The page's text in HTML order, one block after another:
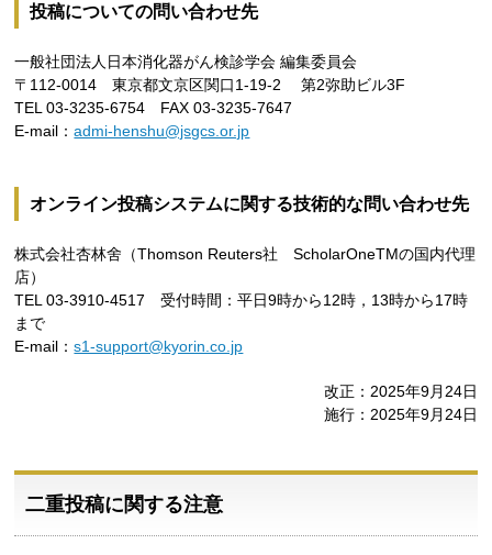
投稿についての問い合わせ先
一般社団法人日本消化器がん検診学会 編集委員会
〒112-0014 東京都文京区関口1-19-2 第2弥助ビル3F
TEL 03-3235-6754 FAX 03-3235-7647
E-mail：admi-henshu@jsgcs.or.jp
オンライン投稿システムに関する技術的な問い合わせ先
株式会社杏林舍（Thomson Reuters社 ScholarOneTMの国内代理
店）
TEL 03-3910-4517 受付時間：平日9時から12時，13時から17時
まで
E-mail：s1-support@kyorin.co.jp
改正：2025年9月24日
施行：2025年9月24日
二重投稿に関する注意